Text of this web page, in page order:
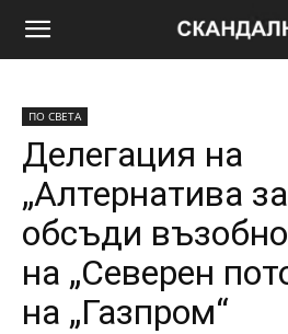
ПО СВЕТА
Делегация на
„Алтернатива
обсъди
на „Северен
на „Газпром“